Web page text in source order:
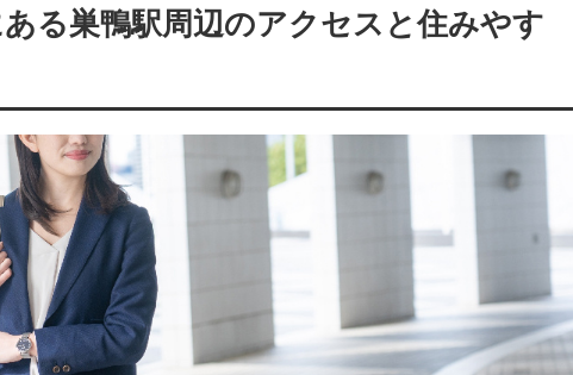
る巣鴨駅周辺のアクセスと住みやす